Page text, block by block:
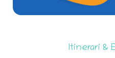
Itinerari &